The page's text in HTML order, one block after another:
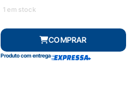
1 em stock
COMPRAR
Produto com entrega